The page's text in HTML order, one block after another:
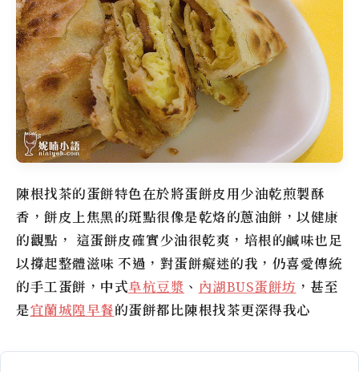
陳根找茶的蛋餅特色在於將蛋餅皮用少油乾煎製酥
香，餅皮上焦黑的斑點很像是乾烙的蔥油餅，以健康
的觀點， 這蛋餅皮確實少油很乾爽，培根的鹹味也足
以撐起整體滋味 不過，對蛋餅癡迷的我，仍喜愛傳統
的手工蛋餅，中式阜杭豆漿 、 內湖BUS蛋餅坊 ，甚至
是宜蘭城隍早餐的蛋餅都比陳根找茶更深得我心